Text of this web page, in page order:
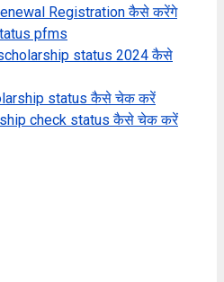
Registration कैसे करेंगे
pfms
status 2024 कैसे
status कैसे चेक करें
check status कैसे चेक करें